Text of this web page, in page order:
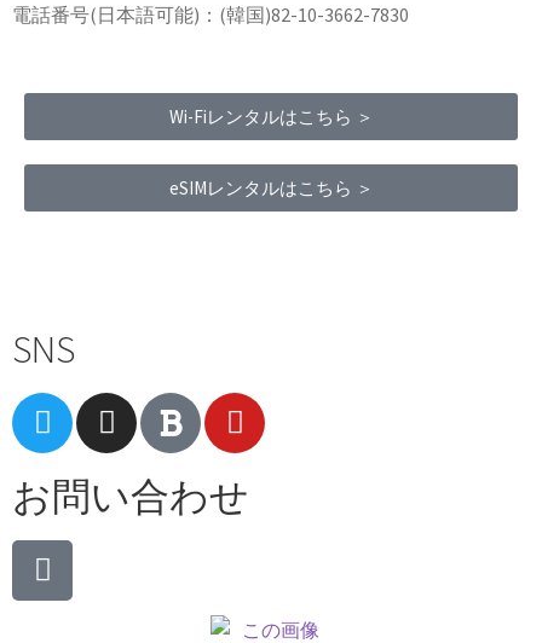
電話番号(日本語可能)：(韓国)82-10-3662-7830
Wi-Fiレンタルはこちら ＞
eSIMレンタルはこちら ＞
SNS
お問い合わせ